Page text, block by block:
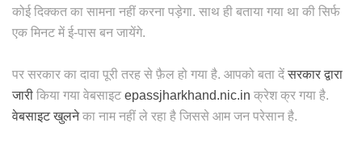
कोई दिक्कत का सामना नहीं करना पड़ेगा. साथ ही बताया गया था की सिर्फ
एक मिनट में ई-पास बन जायेंगे.
पर सरकार का दावा पूरी तरह से फ़ैल हो गया है. आपको बता देंसरकार द्वारा
जारी किया गया वेबसाइट epassjharkhand.nic.in क्रेश क्र गया है.
वेबसाइट खुलनेका नाम नहीं ले रहा है जिससे आम जन परेसान है.